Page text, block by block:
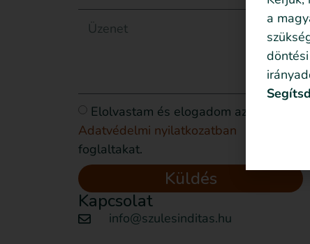
Elolvastam és elogadom az
Adatvédelmi nyilatkozatban
foglaltakat.
Küldés
Kapcsolat
info@szulesinditas.hu
a